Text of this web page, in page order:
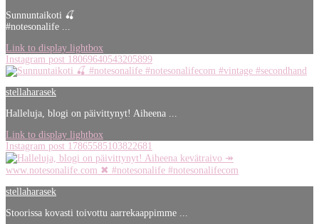
Sunnuntaikoti 🍒
#notesonalife ...
Link to display lightbox
Instagram post 18069640543205899
stellaharasek
Halleluja, blogi on päivittynyt! Aiheena ...
Link to display lightbox
Instagram post 17865585103822681
stellaharasek
Stoorissa kovasti toivottu aarrekaappimme ...